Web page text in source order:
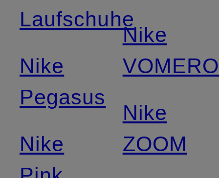
Laufschuhe
Nike
Pegasus
Nike
Nike
VOMERO
Nike
ZOOM